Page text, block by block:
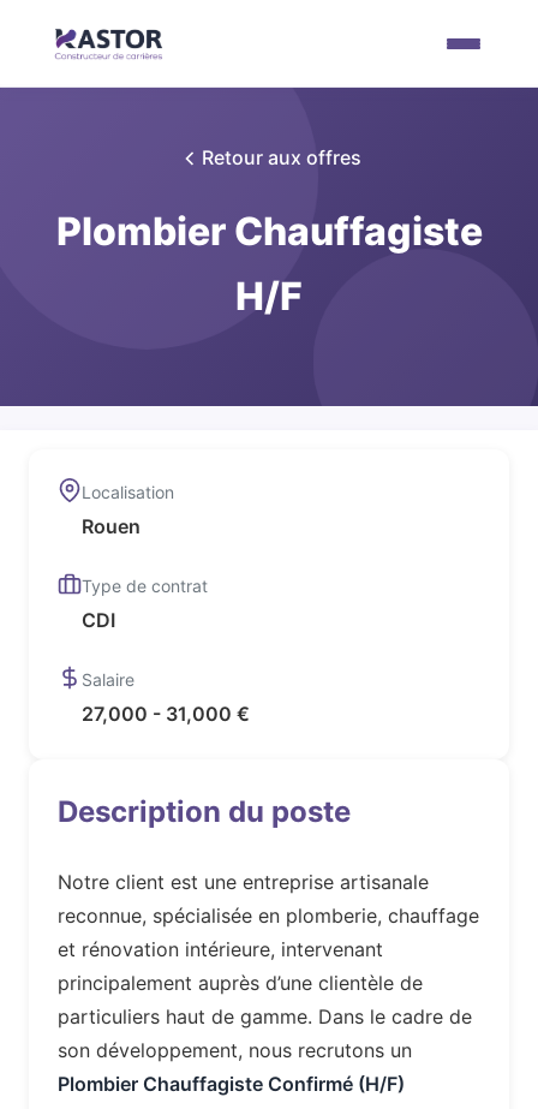
Retour aux offres
Plombier Chauffagiste
H/F
Localisation
Rouen
Type de contrat
CDI
Salaire
27,000 - 31,000 €
Description du poste
Notre client est une entreprise artisanale
reconnue, spécialisée en plomberie, chauffage
et rénovation intérieure, intervenant
principalement auprès d’une clientèle de
particuliers haut de gamme. Dans le cadre de
son développement, nous recrutons un
Plombier Chauffagiste Confirmé (H/F)